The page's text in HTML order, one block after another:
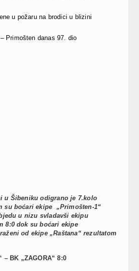
u požaru na brodici u blizini
Primošten danas 97. dio
u Šibeniku odigrano je 7.kolo
su boćari ekipe „Primošten-1“
u nizu svladavši ekipu
8:0 dok su boćari ekipe
od ekipe „Raštana“ rezultatom
– BK „ZAGORA“ 8:0